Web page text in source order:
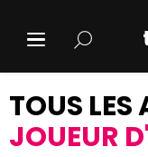
TOUS LES
JOUEUR